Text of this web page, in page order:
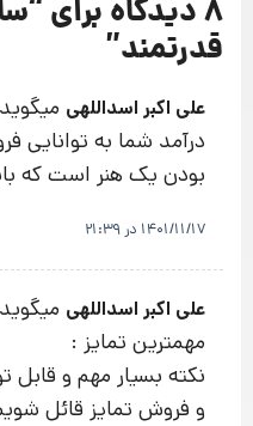
8 دیدگاه برای “
قدرتمند”
علی اکبر اسداللهی
درآمد شما به توانایی
بودن یک هنر است که
1401/11/17 در 21:39
علی اکبر اسداللهی
مهمترین تمایز :
نکته بسیار مهم و قابل‌
و فروش تمایز قائل